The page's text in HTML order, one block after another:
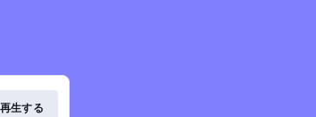
再生する